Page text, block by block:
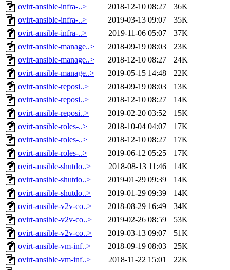
ovirt-ansible-infra-..>
2018-12-10 08:27
36K
ovirt-ansible-infra-..>
2019-03-13 09:07
35K
ovirt-ansible-infra-..>
2019-11-06 05:07
37K
ovirt-ansible-manage..>
2018-09-19 08:03
23K
ovirt-ansible-manage..>
2018-12-10 08:27
24K
ovirt-ansible-manage..>
2019-05-15 14:48
22K
ovirt-ansible-reposi..>
2018-09-19 08:03
13K
ovirt-ansible-reposi..>
2018-12-10 08:27
14K
ovirt-ansible-reposi..>
2019-02-20 03:52
15K
ovirt-ansible-roles-..>
2018-10-04 04:07
17K
ovirt-ansible-roles-..>
2018-12-10 08:27
17K
ovirt-ansible-roles-..>
2019-06-12 05:25
17K
ovirt-ansible-shutdo..>
2018-08-13 11:46
14K
ovirt-ansible-shutdo..>
2019-01-29 09:39
14K
ovirt-ansible-shutdo..>
2019-01-29 09:39
14K
ovirt-ansible-v2v-co..>
2018-08-29 16:49
34K
ovirt-ansible-v2v-co..>
2019-02-26 08:59
53K
ovirt-ansible-v2v-co..>
2019-03-13 09:07
51K
ovirt-ansible-vm-inf..>
2018-09-19 08:03
25K
ovirt-ansible-vm-inf..>
2018-11-22 15:01
22K